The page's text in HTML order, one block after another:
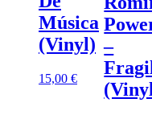
Música
(Vinyl)
15,00 €
–